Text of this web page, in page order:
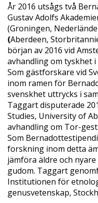
År 2016 utsågs två
Gustav Adolfs
(Groningen,
(Aberdeen,
början av 2016 vid
avhandling om tyskhet
Som gästforskare vid
inom ramen för
svenskhet uttrycks i
Taggart disputerade
Studies, University of
avhandling om Tor-
Som
forskning inom detta
jämföra äldre och
gudom. Taggart
Institutionen för
genusvetenskap,